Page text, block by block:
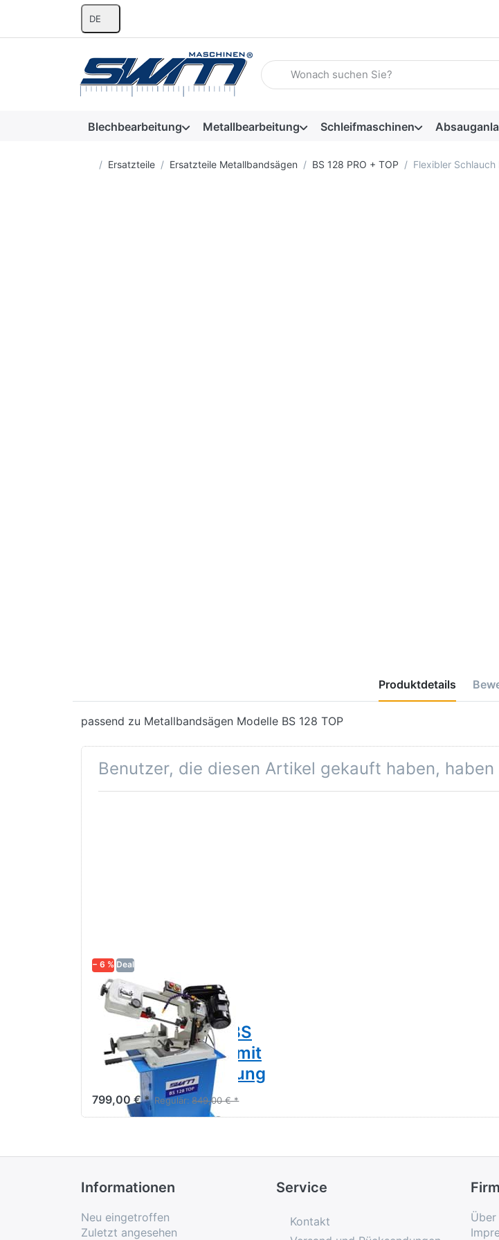
DE
Geben Sie einen Suchbegriff ein. Während Sie
Blechbearbeitung Metallbearbeitung Schleifmaschinen
Startseite
Ersatzteile Ersatzteile Metallbandsägen BS 128 PRO + TOP Flexibler
Produktdetails
passend zu Metallbandsägen Modelle BS 128 TOP
Benutzer, die diesen Artikel gekauft haben,
− 6 % Deal
SWM
Metallbandsäge
Bandsäge Metall BS
128 TOP - 230V - mit
Kühlmitteleinrichtung
799,00 € * Regulär: 849,00 € *
Informationen
Neu eingetroffen
Zuletzt angesehen
Service
Kontakt
Über